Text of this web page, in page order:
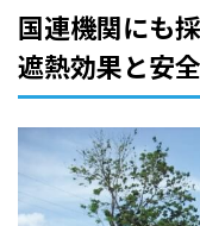
国連機関にも
遮熱効果と安